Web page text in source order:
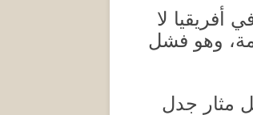
أفريقيا لا
وهو فشل
مثار جدل